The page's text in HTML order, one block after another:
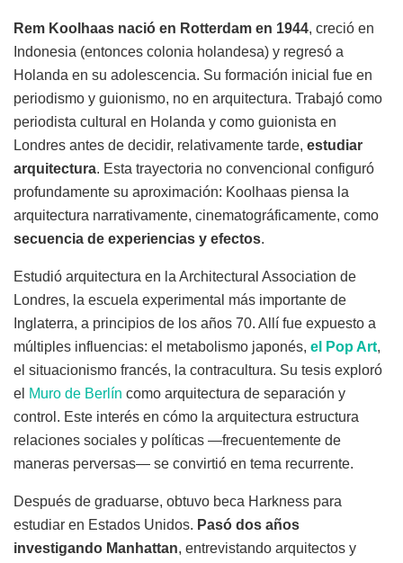
Rem Koolhaas nació en Rotterdam en 1944, creció en
Indonesia (entonces colonia holandesa) y regresó a
Holanda en su adolescencia. Su formación inicial fue en
periodismo y guionismo, no en arquitectura. Trabajó como
periodista cultural en Holanda y como guionista en
Londres antes de decidir, relativamente tarde, estudiar
arquitectura. Esta trayectoria no convencional configuró
profundamente su aproximación: Koolhaas piensa la
arquitectura narrativamente, cinematográficamente, como
secuencia de experiencias y efectos.
Estudió arquitectura en la Architectural Association de
Londres, la escuela experimental más importante de
Inglaterra, a principios de los años 70. Allí fue expuesto a
múltiples influencias: el metabolismo japonés, el Pop Art,
el situacionismo francés, la contracultura. Su tesis exploró
el Muro de Berlín como arquitectura de separación y
control. Este interés en cómo la arquitectura estructura
relaciones sociales y políticas —frecuentemente de
maneras perversas— se convirtió en tema recurrente.
Después de graduarse, obtuvo beca Harkness para
estudiar en Estados Unidos. Pasó dos años
investigando Manhattan, entrevistando arquitectos y